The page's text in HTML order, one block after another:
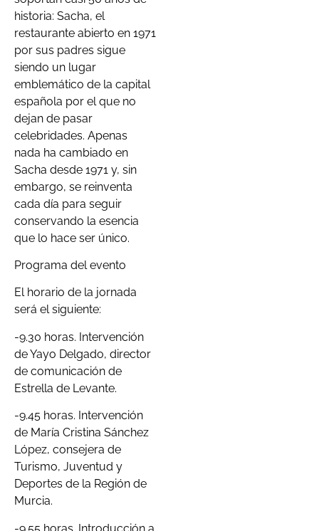
historia: Sacha, el
restaurante abierto en 1971
por sus padres sigue
siendo un lugar
emblemático de la capital
española por el que no
dejan de pasar
celebridades. Apenas
nada ha cambiado en
Sacha desde 1971 y, sin
embargo, se reinventa
cada día para seguir
conservando la esencia
que lo hace ser único.
Programa del evento
El horario de la jornada
será el siguiente:
-9.30 horas. Intervención
de Yayo Delgado, director
de comunicación de
Estrella de Levante.
-9.45 horas. Intervención
de María Cristina Sánchez
López, consejera de
Turismo, Juventud y
Deportes de la Región de
Murcia.
-9.55 horas. Introducción a